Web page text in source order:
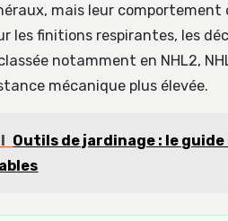
mais leur
les finitions respirantes, les
notamment en NHL2,
mécanique plus élevée.
Outils de jardinage : le